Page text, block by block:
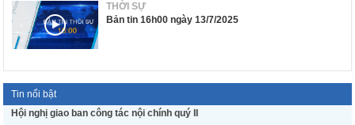
THỜI SỰ
Bản tin 16h00 ngày 13/7/2025
Tin nổi bật
Hội nghị giao ban công tác nội chính quý II